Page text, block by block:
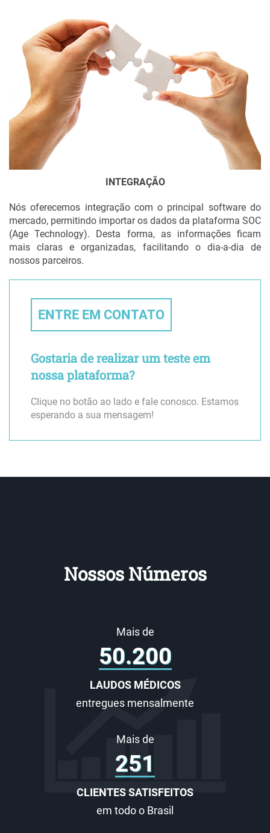
INTEGRAÇÃO
Nós oferecemos integração com o principal software do
mercado, permitindo importar os dados da plataforma SOC
(Age Technology). Desta forma, as informações ficam
mais claras e organizadas, facilitando o dia-a-dia de
nossos parceiros.
ENTRE EM CONTATO
Gostaria de realizar um teste em
nossa plataforma?
Clique no botão ao lado e fale conosco. Estamos
esperando a sua mensagem!
Nossos Números
Mais de
60.000
LAUDOS MÉDICOS
entregues mensalmente
Mais de
300
CLIENTES SATISFEITOS
em todo o Brasil